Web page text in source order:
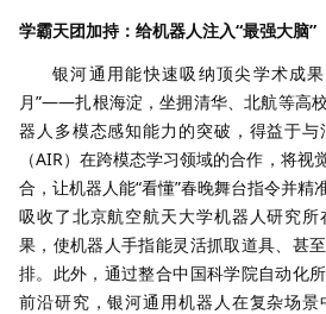
学霸天团加持：给机器人注入“最强大脑”​
银河通用能快速吸纳顶尖学术成
月”——扎根海淀，坐拥清华、北航等高
器人多模态感知能力的突破，得益于
（AIR）在跨模态学习领域的合作，将视
合，让机器人能“看懂”春晚舞台指令并精
吸收了北京航空航天大学机器人研究
果，使机器人手指能灵活抓取道具、甚
排。此外，通过整合中国科学院自动化
前沿研究，银河通用机器人在复杂场